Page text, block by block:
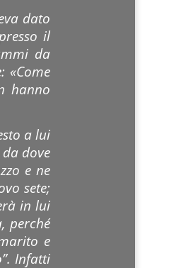
dato
il
da
«Come
hanno
a lui
dove
e ne
sete;
in lui
perché
e
Infatti